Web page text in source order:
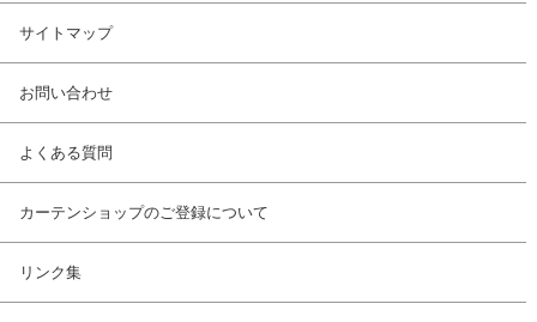
サイトマップ
お問い合わせ
よくある質問
カーテンショップのご登録について
リンク集